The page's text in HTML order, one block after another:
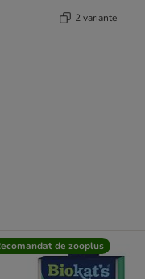
2 variante
de zooplus